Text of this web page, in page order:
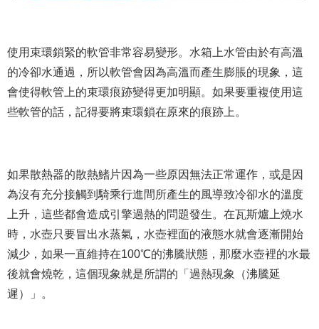
使用束環鎖緊的軟管非常容易變形。水箱上水管由於有高溫
的冷卻水通過，所以軟管會因為高溫而產生膨脹的現象，這
會使得軟管上的束環痕跡變得更加明顯。如果要重複使用這
些軟管的話，記得要將束環鎖在原來的痕跡上。
如果散熱器的散熱鰭片因為一些原因無法正常運作，或是因
為沒有充分接觸到騎乘行進間所產生的風導致冷卻水的溫度
上升，這些都會造成引擎過熱的問題發生。在瓦斯爐上燒水
時，水壺只要冒出水蒸氣，水壺裡面的液態水就會逐漸開始
減少，如果一直維持在100℃的沸騰狀態，那麼水壺裡的水最
後就會燒乾，這個現象就是所謂的「過熱現象（沸騰延
遲）」。